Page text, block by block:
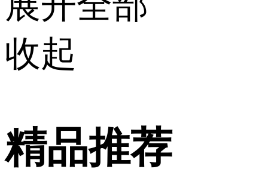
收起
精品推荐